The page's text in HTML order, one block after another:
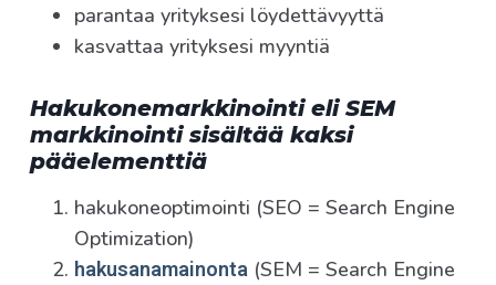
parantaa yrityksesi löydettävyyttä
kasvattaa yrityksesi myyntiä
Hakukonemarkkinointi eli SEM
markkinointi sisältää kaksi
pääelementtiä
hakukoneoptimointi (SEO = Search Engine
Optimization)
hakusanamainonta (SEM = Search Engine